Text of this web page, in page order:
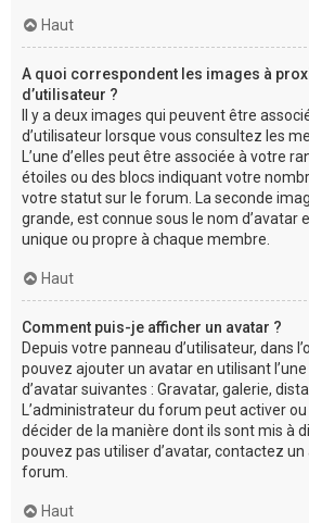
Haut
A quoi correspondent les images à
d’utilisateur ?
Il y a deux images qui peuvent être
d’utilisateur lorsque vous consultez les
L’une d’elles peut être associée à votre
étoiles ou des blocs indiquant votre
votre statut sur le forum. La seconde
grande, est connue sous le nom d’avatar
unique ou propre à chaque membre.
Haut
Comment puis-je afficher un avatar ?
Depuis votre panneau d’utilisateur, dans
pouvez ajouter un avatar en utilisant
d’avatar suivantes : Gravatar, galerie,
L’administrateur du forum peut activer
décider de la manière dont ils sont mis à
pouvez pas utiliser d’avatar, contactez
forum.
Haut